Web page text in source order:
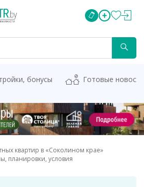
бонусы Готовые
квартир в «Соколином крае»
планировки, условия